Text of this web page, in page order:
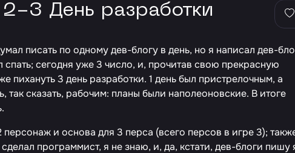
3 День разработки
писать по одному дев-блогу в день, но я написал дев-
спать; сегодня уже 3 число, и, прочитав свою прекрасную
пихануть 3 день разработки. 1 день был пристрелочным, а
так сказать, рабочим: планы были наполеоновские. В итоге
и основа для 3 перса (всего персов в игре 3);
программист, я не знаю, и, да, кстати, дев-блоги пишу